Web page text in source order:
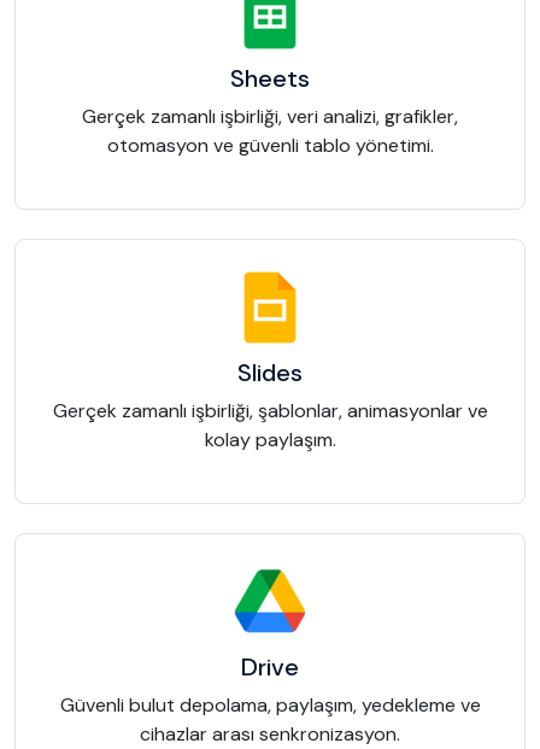
Sheets
Gerçek zamanlı işbirliği, veri analizi, grafikler,
otomasyon ve güvenli tablo yönetimi.
Slides
Gerçek zamanlı işbirliği, şablonlar, animasyonlar ve
kolay paylaşım.
Drive
Güvenli bulut depolama, paylaşım, yedekleme ve
cihazlar arası senkronizasyon.